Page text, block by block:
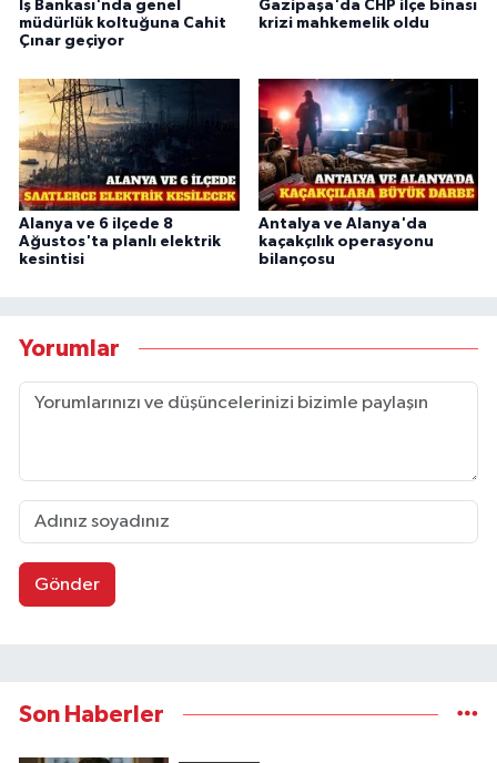
İş Bankası'nda genel
müdürlük koltuğuna Cahit
Çınar geçiyor
Gazipaşa'da CHP ilçe binası
krizi mahkemelik oldu
Alanya ve 6 ilçede 8
Ağustos'ta planlı elektrik
kesintisi
Antalya ve Alanya'da
kaçakçılık operasyonu
bilançosu
Yorumlar
Gönder
Son Haberler